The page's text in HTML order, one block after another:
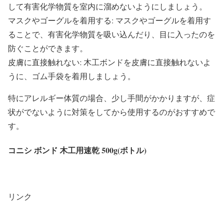
して有害化学物質を室内に溜めないようにしましょう。
マスクやゴーグルを着用する: マスクやゴーグルを着用す
ることで、有害化学物質を吸い込んだり、目に入ったのを
防ぐことができます。
皮膚に直接触れない: 木工ボンドを皮膚に直接触れないよ
うに、ゴム手袋を着用しましょう。
特にアレルギー体質の場合、少し手間がかかりますが、症
状がでないように対策をしてから使用するのがおすすめで
す。
コニシ ボンド 木工用速乾 500g(ボトル)
リンク